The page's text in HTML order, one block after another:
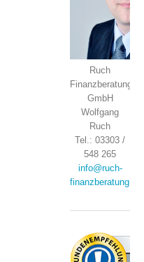
Ruch
Finanzberatung
GmbH
Wolfgang
Ruch
Tel.: 03303 /
548 265
info@ruch-
finanzberatung.de